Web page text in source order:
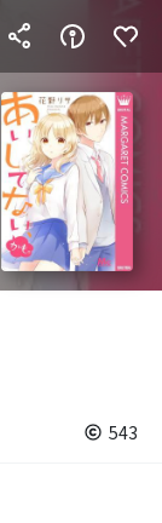
543